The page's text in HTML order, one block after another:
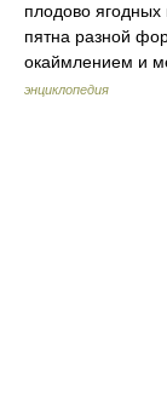
плодово ягодных
пятна разной
окаймлением и
энциклопедия